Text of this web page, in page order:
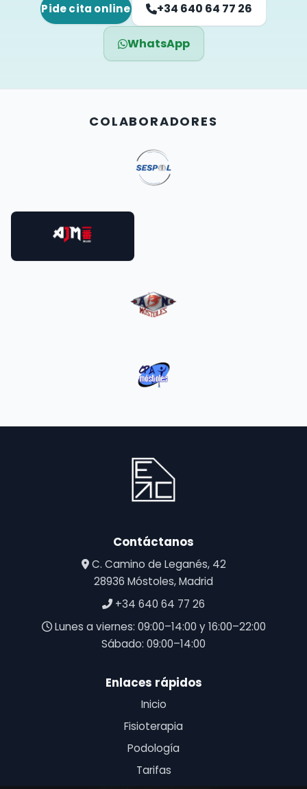
Pide cita online +34 640 64 77 26
WhatsApp
COLABORADORES
Contáctanos
C. Camino de Leganés, 42
28936 Móstoles, Madrid
+34 640 64 77 26
Lunes a viernes: 09:00–14:00 y 16:00–22:00
Sábado: 09:00–14:00
Enlaces rápidos
Inicio
Fisioterapia
Podología
Tarifas